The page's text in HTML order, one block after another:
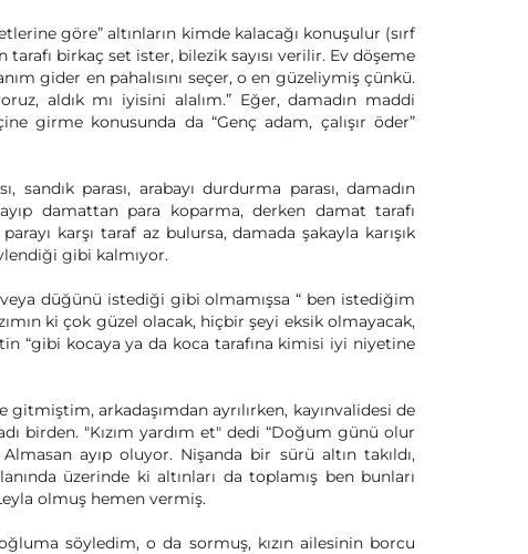
göre” altınların kimde kalacağı konuşulur (sırf
birkaç set ister, bilezik sayısı verilir. Ev döşeme
gider en pahalısını seçer, o en güzeliymiş çünkü.
aldık mı iyisini alalım.” Eğer, damadın maddi
girme konusunda da “Genç adam, çalışır öder”
parası, arabayı durdurma parası, damadın
damattan para koparma, derken damat tarafı
karşı taraf az bulursa, damada şakayla karışık
gibi kalmıyor.
düğünü istediği gibi olmamışsa “ ben istediğim
ki çok güzel olacak, hiçbir şeyi eksik olmayacak,
“gibi kocaya ya da koca tarafına kimisi iyi niyetine
arkadaşımdan ayrılırken, kayınvalidesi de
birden. "Kızım yardım et" dedi “Doğum günü olur
ayıp oluyor. Nişanda bir sürü altın takıldı,
üzerinde ki altınları da toplamış ben bunları
olmuş hemen vermiş.
söyledim, o da sormuş, kızın ailesinin borcu